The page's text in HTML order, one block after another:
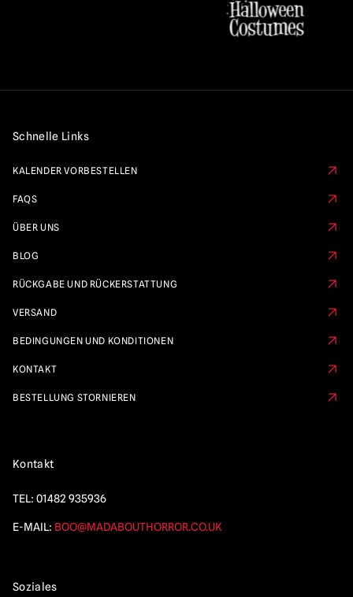
Schnelle Links
KALENDER VORBESTELLEN
FAQS
ÜBER UNS
BLOG
RÜCKGABE UND RÜCKERSTATTUNG
VERSAND
BEDINGUNGEN UND KONDITIONEN
KONTAKT
BESTELLUNG STORNIEREN
Kontakt
TEL: 01482 935936
E-MAIL: BOO@MADABOUTHORROR.CO.UK
Soziales